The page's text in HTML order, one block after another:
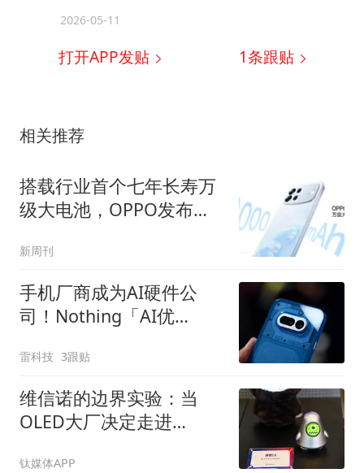
2026-05-11
打开APP发贴 1条跟贴
相关推荐
搭载行业首个七年长寿万
级大电池，OPPO发布新
新周刊
手机厂商成为AI硬件公
司！Nothing「AI优
雷科技 3跟贴
维信诺的边界实验：当
OLED大厂决定走进
钛媒体APP